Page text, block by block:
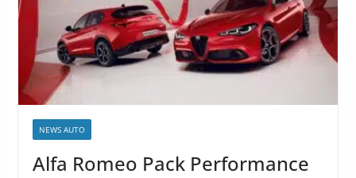
NEWS AUTO
Alfa Romeo Pack Performance